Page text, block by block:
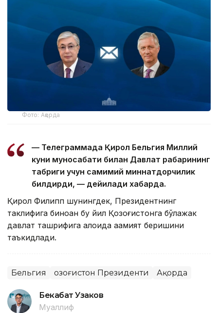
Фото: Ақорда
— Телеграммада Қирол Бельгия Миллий
куни муносабати билан Давлат раҳбарининг
табриги учун самимий миннатдорчилик
билдирди, — дейилади хабарда.
Қирол Филипп шунингдек, Президентнинг
таклифига биноан бу йил Қозоғистонга бўлажак
давлат ташрифига алоҳида аҳамият беришини
таъкидлади.
Бельгия Қозоғистон Президенти Ақорда
Бекабат Узаков
Муаллиф